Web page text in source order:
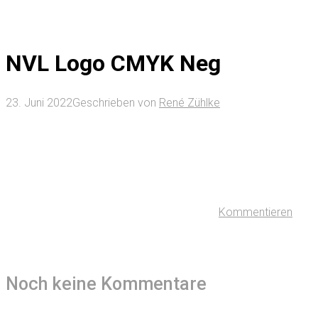
NVL Logo CMYK Neg
23. Juni 2022Geschrieben von René Zühlke
Kommentieren
Noch keine Kommentare